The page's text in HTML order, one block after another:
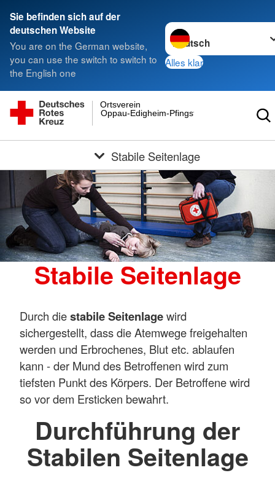
Sie befinden sich auf der
deutschen Website
You are on the German website,
you can use the switch to switch to
the English one
Sprache wechseln zu
Alles klar
Oppau-Edigheim-Pfingstweide e.V.
Ortsverein
Stabile Seitenlage
Stabile Seitenlage
Durch diestabile Seitenlagewird
sichergestellt, dass die Atemwege freigehalten
werden und Erbrochenes, Blut etc. ablaufen
kann - der Mund des Betroffenen wird zum
tiefsten Punkt des Körpers. Der Betroffene wird
so vor dem Ersticken bewahrt.
Durchführung der
Stabilen Seitenlage